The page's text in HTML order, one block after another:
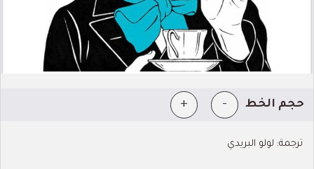
حجم الخط -
+
ترجمة: لولو البريدي